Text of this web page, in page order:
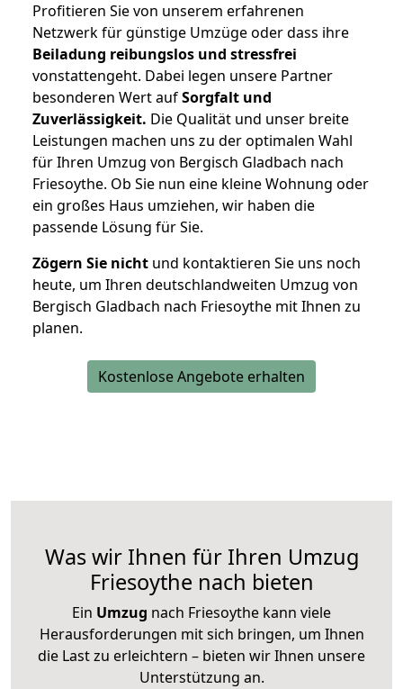
Profitieren Sie von unserem erfahrenen
Netzwerk für günstige Umzüge oder dass ihre
Beiladung reibungslos und stressfrei
vonstattengeht. Dabei legen unsere Partner
besonderen Wert aufSorgfalt und
Zuverlässigkeit. Die Qualität und unser breite
Leistungen machen uns zu der optimalen Wahl
für Ihren Umzug von Bergisch Gladbach nach
Friesoythe. Ob Sie nun eine kleine Wohnung oder
ein großes Haus umziehen, wir haben die
passende Lösung für Sie.
Zögern Sie nicht und kontaktieren Sie uns noch
heute, um Ihren deutschlandweiten Umzug von
Bergisch Gladbach nach Friesoythe mit Ihnen zu
planen.
Kostenlose Angebote erhalten
Was wir Ihnen für Ihren Umzug
Friesoythe nach bieten
Ein Umzug nach Friesoythe kann viele
Herausforderungen mit sich bringen, um Ihnen
die Last zu erleichtern – bieten wir Ihnen unsere
Unterstützung an.